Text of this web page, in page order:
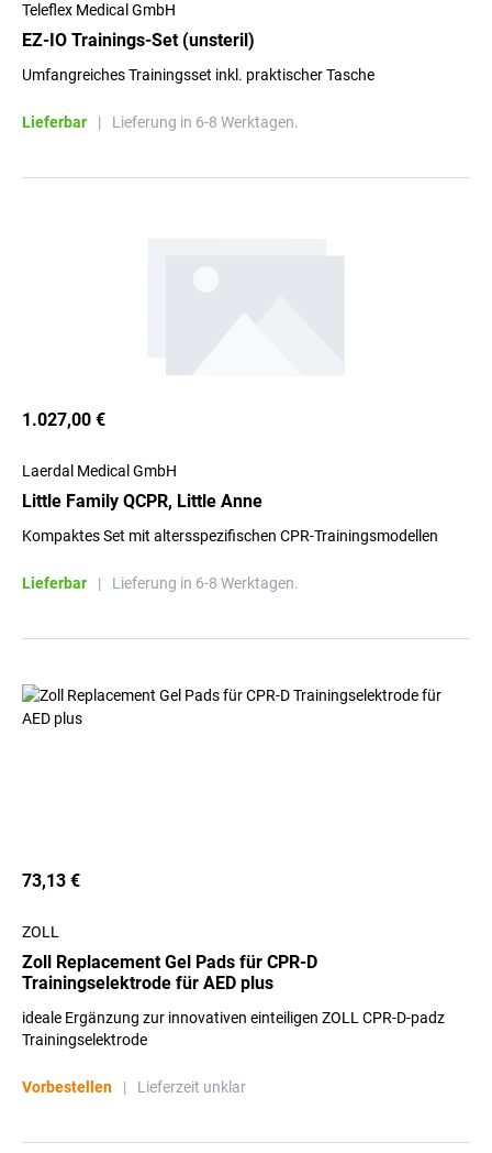
Teleflex Medical GmbH
EZ-IO Trainings-Set (unsteril)
Umfangreiches Trainingsset inkl. praktischer Tasche
Lieferbar | Lieferung in 6-8 Werktagen.
1.027,00 €
Laerdal Medical GmbH
Little Family QCPR, Little Anne
Kompaktes Set mit altersspezifischen CPR-Trainingsmodellen
Lieferbar | Lieferung in 6-8 Werktagen.
73,13 €
ZOLL
Zoll Replacement Gel Pads für CPR-D
Trainingselektrode für AED plus
ideale Ergänzung zur innovativen einteiligen ZOLL CPR-D-padz
Trainingselektrode
Vorbestellen | Lieferzeit unklar